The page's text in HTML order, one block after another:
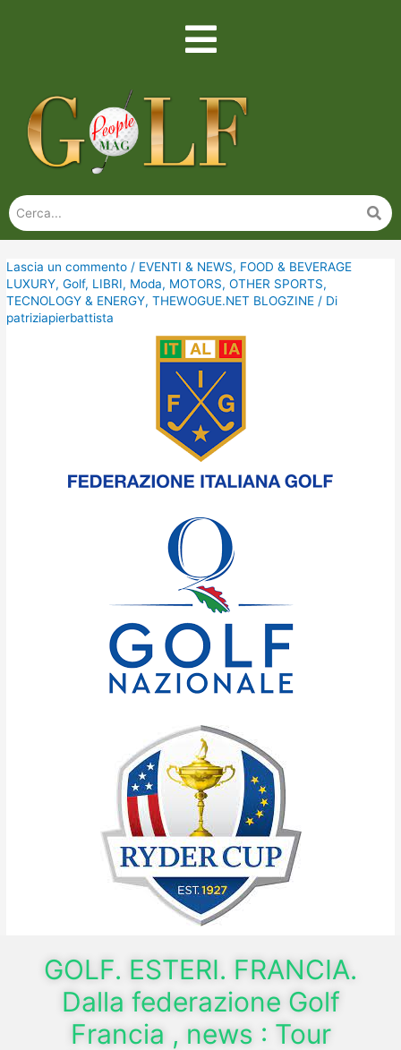
Lascia un commento / EVENTI & NEWS, FOOD & BEVERAGE
LUXURY,Golf, LIBRI, Moda, MOTORS,OTHER SPORTS,
TECNOLOGY & ENERGY,THEWOGUE.NET BLOGZINE / Di
patriziapierbattista
GOLF. ESTERI. FRANCIA.
Dalla federazione Golf
Francia , news : Tour